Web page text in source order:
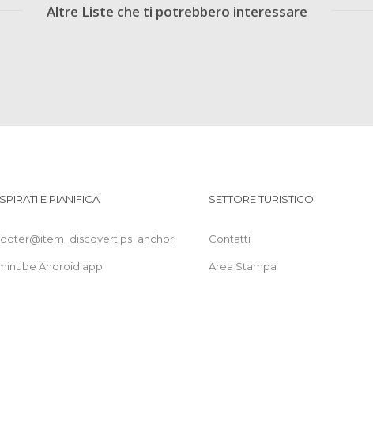
Altre Liste che ti potrebbero interessare
E PIANIFICA
Android app
SETTORE TURISTICO
Contatti
Area Stampa